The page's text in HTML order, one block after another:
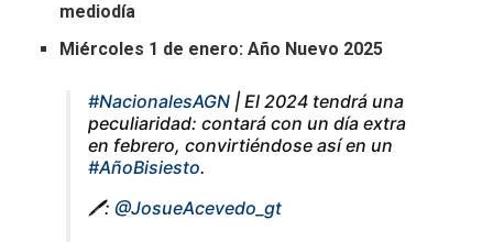
mediodía
Miércoles 1 de enero: Año Nuevo 2025
#NacionalesAGN | El 2024 tendrá una
peculiaridad: contará con un día extra
en febrero, convirtiéndose así en un
#AñoBisiesto.
🖊️: @JosueAcevedo_gt